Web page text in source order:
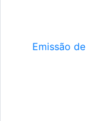
Emissão